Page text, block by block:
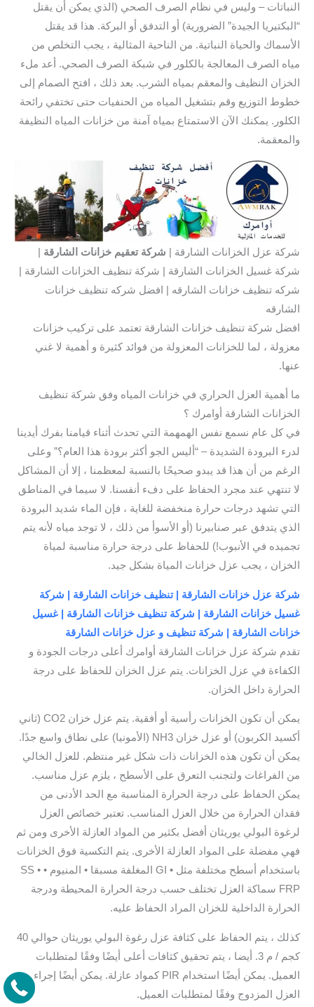
النباتات – وليس في نظام الصرف الصحي (الذي يمكن أن يقتل
“البكتيريا الجيدة” الضرورية) أو التدفق أو البركة. هذا قد يقتل
الأسماك والحياة النباتية. من الناحية المثالية ، يجب التخلص من
مياه الصرف المعالجة بالكلور في شبكة الصرف الصحي. أعد ملء
الخزان النظيف والمعقم بمياه الشرب. بعد ذلك ، افتح الصمام إلى
خطوط التوزيع وقم بتشغيل المياه من الحنفيات حتى تختفي رائحة
الكلور. يمكنك الآن الاستمتاع بمياه آمنة من خزانات المياه النظيفة
والمعقمة.
شركة عزل الخزانات الشارقة | شركة تعقيم خزانات الشارقة |
شركة غسيل الخزانات الشارقة | شركة تنظيف الخزانات الشارقة |
شركه تنظيف خزانات الشارقه | افضل شركه تنظيف خزانات
الشارقه
افضل شركة تنظيف خزانات الشارقة تعتمد على تركيب خزانات
معزولة ، لما للخزانات المعزولة من فوائد كثيرة و أهمية لا غني
عنها.
ما أهمية العزل الحراري في خزانات المياه وفق شركة تنظيف
الخزانات الشارقة أوامرك ؟
في كل عام نسمع نفس الهمهمة التي تحدث أثناء قيامنا بفرك أيدينا
لدرء البرودة الشديدة – “أليس الجو أكثر برودة هذا العام؟” وعلى
الرغم من أن هذا قد يبدو صحيحًا بالنسبة لمعظمنا ، إلا أن المشاكل
لا تنتهي عند مجرد الحفاظ على دفء أنفسنا. لا سيما في المناطق
التي تشهد درجات حرارة منخفضة للغاية ، فإن الماء شديد البرودة
الذي يتدفق عبر صنابيرنا (أو الأسوأ من ذلك ، لا توجد مياه لأنه يتم
تجميده في الأنبوب!) للحفاظ على درجة حرارة مناسبة لمياة
الخزان ، يجب عزل خزانات المياة بشكل جيد.
شركة عزل خزانات الشارقة | تنظيف خزانات الشارقة | شركة
غسيل خزانات الشارقة | شركة تنظيف خزانات الشارقة | غسيل
خزانات الشارقة | شركة تنظيف و عزل خزانات الشارقة
تقدم شركة عزل خزانات الشارقة أوامرك أعلى درجات الجودة و
الكفاءة في عزل الخزانات. يتم عزل الخزان للحفاظ على درجة
الحرارة داخل الخزان.
يمكن أن تكون الخزانات رأسية أو أفقية. يتم عزل خزان CO2 (ثاني
أكسيد الكربون) أو عزل خزان NH3 (الأمونيا) على نطاق واسع جدًا.
يمكن أن تكون هذه الخزانات ذات شكل غير منتظم. للعزل الخالي
من الفراغات ولتجنب التعرق على الأسطح ، يلزم عزل مناسب.
يمكن الحفاظ على درجة الحرارة المناسبة مع الحد الأدنى من
فقدان الحرارة من خلال العزل المناسب. تعتبر خصائص العزل
لرغوة البولي يوريثان أفضل بكثير من المواد العازلة الأخرى ومن ثم
فهي مفضلة على المواد العازلة الأخرى. يتم التكسية فوق الخزانات
باستخدام أسطح مختلفة مثل • GI المغلفة مسبقا • المنيوم • SS •
FRP سماكة العزل تختلف حسب درجة الحرارة المحيطة ودرجة
الحرارة الداخلية للخزان المراد الحفاظ عليه.
كذلك ، يتم الحفاظ على كثافة عزل رغوة البولي يوريثان حوالي 40
كجم / م 3. أيضا ، يتم تحقيق كثافات أعلى أيضًا وفقًا لمتطلبات
العميل. يمكن أيضًا استخدام PIR كمواد عازلة. يمكن أيضًا إجراء
العزل المزدوج وفقًا لمتطلبات العميل.